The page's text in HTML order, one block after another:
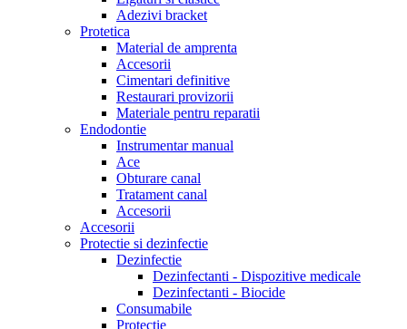
Adezivi bracket
Protetica
Material de amprenta
Accesorii
Cimentari definitive
Restaurari provizorii
Materiale pentru reparatii
Endodontie
Instrumentar manual
Ace
Obturare canal
Tratament canal
Accesorii
Accesorii
Protectie si dezinfectie
Dezinfectie
Dezinfectanti - Dispozitive medicale
Dezinfectanti - Biocide
Consumabile
Protectie